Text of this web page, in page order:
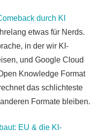
durch KI
etwas für Nerds.
in der wir KI-
und Google Cloud
Knowledge Format
das schlichteste
Formate bleiben.
EU & die KI-